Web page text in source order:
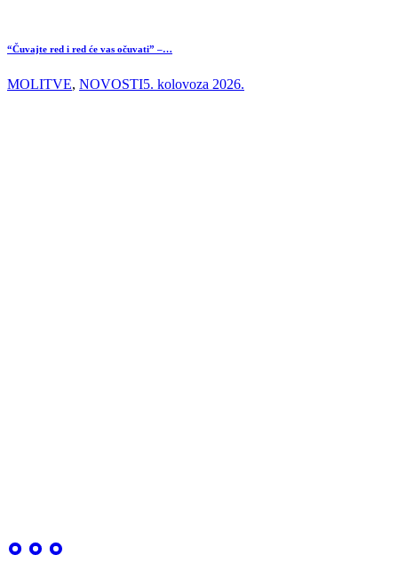
“Čuvajte red i red će vas očuvati” –…
MOLITVE, NOVOSTI5. kolovoza 2026.